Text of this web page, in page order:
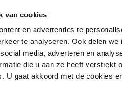
van cookies
en advertenties te
te analyseren. Ook delen
media, adverteren en
die u aan ze heeft verstrekt
U gaat akkoord met de cookies
NIEUWSBRIEF
DISCLAIMER
PRIVACY
TOEGANKELIJKHEID